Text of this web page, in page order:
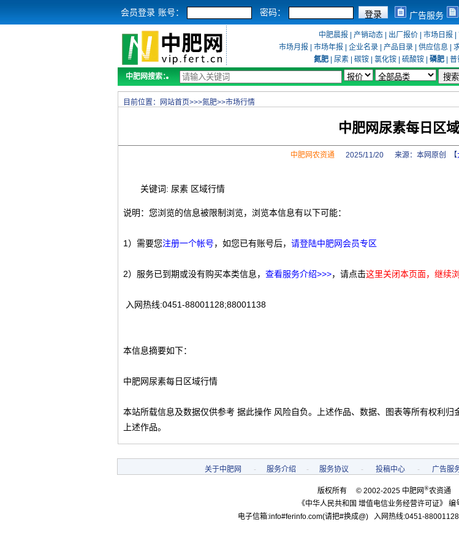
会员登录 账号： 密码： 广告服务
中肥晨报 产销动态| 出厂报价| 市场日报
市场月报
市场年报 企业名录 产品目录 供应信息
氮肥
尿素 碳铵 氯化铵 硫酸铵 磷肥 普
中肥网搜索：
目前位置： 网站首页>>>氮肥>>市场行情
中肥网尿素每日区
中肥网农资通2025/11/20 来源： 本网原创 【
关键词: 尿素 区域行情
说明：您浏览的信息被限制浏览，浏览本信息有以下可能：
1）需要您注册一个帐号，如您已有账号后， 请登陆中肥网会员专区
2）服务已到期或没有购买本类信息， 查看服务介绍>>>，请点击这里关闭本页面，继续
入网热线:0451-88001128;88001138
本信息摘要如下：
中肥网尿素每日区域行情
本站所载信息及数据仅供参考 据此操作 风险自负。上述作品、数据、图表等所有权利
上述作品。
关于中肥网 - 服务介绍 - 服务协议 - 投稿中心 - 广告服
版权所有 © 2002-2025 中肥网®农资通
《中华人民共和国 增值电信业务经营许可证》 编
电子信箱:info#ferinfo.com(请把#换成@) 入网热线:0451-